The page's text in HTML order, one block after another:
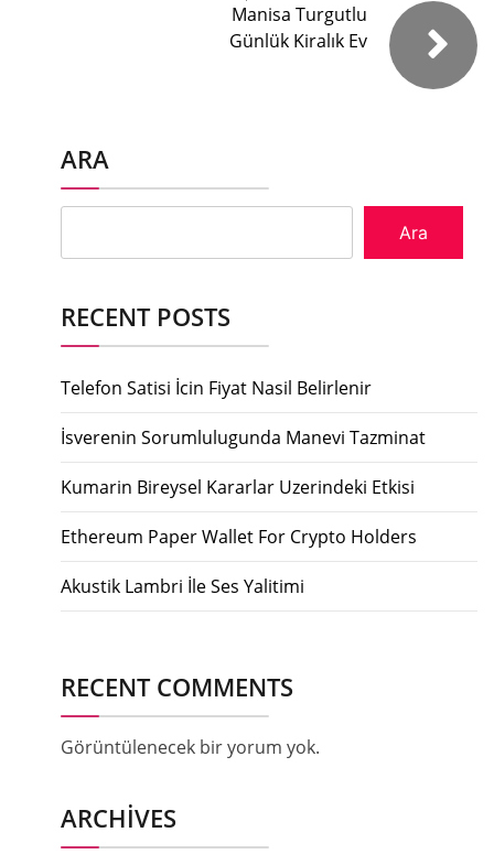
Manisa Turgutlu
Günlük Kiralık Ev
ARA
Ara
RECENT POSTS
Telefon Satisi İcin Fiyat Nasil Belirlenir
İsverenin Sorumlulugunda Manevi Tazminat
Kumarin Bireysel Kararlar Uzerindeki Etkisi
Ethereum Paper Wallet For Crypto Holders
Akustik Lambri İle Ses Yalitimi
RECENT COMMENTS
Görüntülenecek bir yorum yok.
ARCHIVES